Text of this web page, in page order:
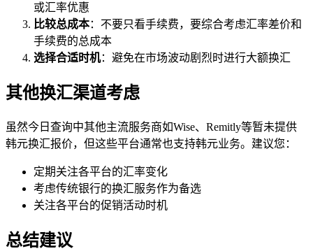
或汇率优惠
比较总成本：不要只看手续费，要综合考虑汇率差价和
手续费的总成本
选择合适时机：避免在市场波动剧烈时进行大额换汇
其他换汇渠道考虑
虽然今日查询中其他主流服务商如Wise、Remitly等暂未提供
韩元换汇报价，但这些平台通常也支持韩元业务。建议您：
定期关注各平台的汇率变化
考虑传统银行的换汇服务作为备选
关注各平台的促销活动时机
总结建议